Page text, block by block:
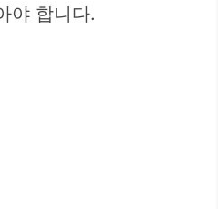
야 합니다.